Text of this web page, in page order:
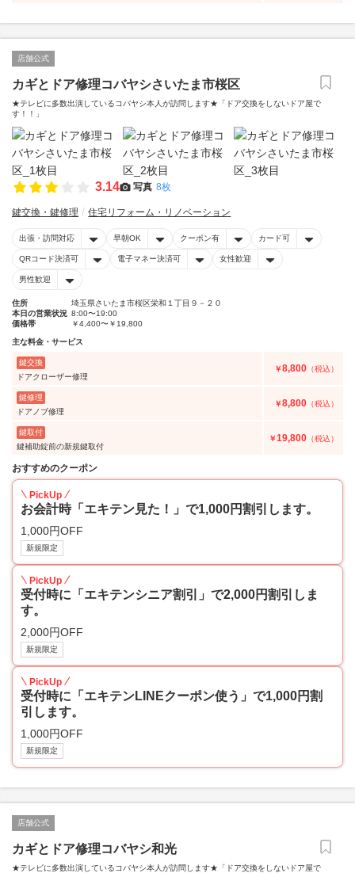
店舗公式
カギとドア修理コバヤシさいたま市桜区
★テレビに多数出演しているコバヤシ本人が訪問します★「ドア交換をしないドア屋で
す！！」
3.14 写真 8枚
鍵交換・鍵修理 住宅リフォーム・リノベーション
出張・訪問対応 早朝OK クーポン有 カード可
QRコード決済可 電子マネー決済可 女性歓迎
男性歓迎
住所
埼玉県さいたま市桜区栄和１丁目９－２０
本日の営業状況 8:00〜19:00
価格帯
￥4,400〜￥19,800
主な料金・サービス
鍵交換
ドアクローザー修理
￥8,800 （税込）
鍵修理
ドアノブ修理
￥8,800 （税込）
鍵取付
鍵補助錠前の新規鍵取付
￥19,800 （税込）
おすすめのクーポン
PickUp
お会計時「エキテン見た！」で1,000円割引します。
1,000円OFF
新規限定
PickUp
受付時に「エキテンシニア割引」で2,000円割引しま
す。
2,000円OFF
新規限定
PickUp
受付時に「エキテンLINEクーポン使う」で1,000円割
引します。
1,000円OFF
新規限定
店舗公式
カギとドア修理コバヤシ和光
★テレビに多数出演しているコバヤシ本人が訪問します★「ドア交換をしないドア屋で